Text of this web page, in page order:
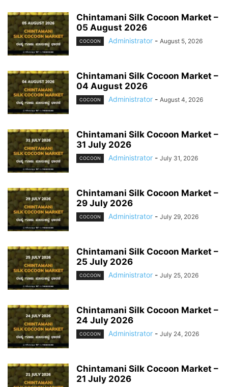
Chintamani Silk Cocoon Market –
05 August 2026
COCOON Administrator - August 5, 2026
Chintamani Silk Cocoon Market –
04 August 2026
COCOON Administrator - August 4, 2026
Chintamani Silk Cocoon Market –
31 July 2026
COCOON Administrator - July 31, 2026
Chintamani Silk Cocoon Market –
29 July 2026
COCOON Administrator - July 29, 2026
Chintamani Silk Cocoon Market –
25 July 2026
COCOON Administrator - July 25, 2026
Chintamani Silk Cocoon Market –
24 July 2026
COCOON Administrator - July 24, 2026
Chintamani Silk Cocoon Market –
21 July 2026